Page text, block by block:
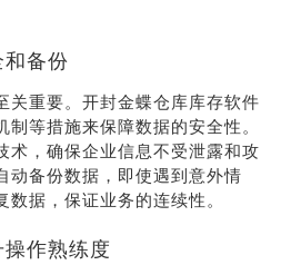
和备份
关重要。开封金蝶仓库库存软件
等措施来保障数据的安全性。
术，确保企业信息不受泄露和攻
动备份数据，即使遇到意外情
据，保证业务的连续性。
操作熟练度